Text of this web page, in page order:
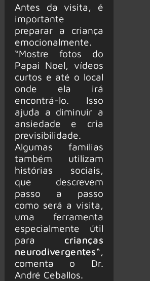
Antes da visita, é
importante
preparar a criança
emocionalmente.
“Mostre fotos do
Papai Noel, vídeos
curtos e até o local
onde ela irá
encontrá-lo. Isso
ajuda a diminuir a
ansiedade e cria
previsibilidade.
Algumas famílias
também utilizam
histórias sociais,
que descrevem
passo a passo
como será a visita,
uma ferramenta
especialmente útil
para crianças
neurodivergentes“,
comenta o Dr.
André Ceballos.